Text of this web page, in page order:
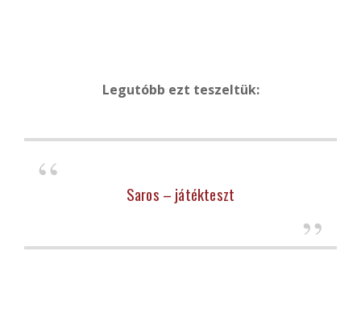
Legutóbb ezt teszeltük:
Saros – játékteszt